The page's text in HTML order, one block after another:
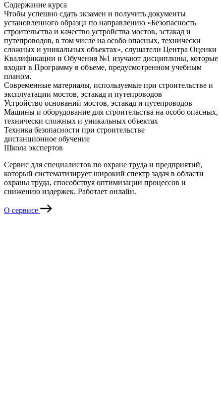
Содержание курса
Чтобы успешно сдать экзамен и получить документы
установленного образца по направлению «Безопасность
строительства и качество устройства мостов, эстакад и
путепроводов, в том числе на особо опасных, технически
сложных и уникальных объектах», слушатели Центра Оценки
Квалификации и Обучения №1 изучают дисциплины, которые
входят в Программу в объеме, предусмотренном учебным
планом.
Современные материалы, используемые при строительстве и
эксплуатации мостов, эстакад и путепроводов
Устройство оснований мостов, эстакад и путепроводов
Машины и оборудование для строительства на особо опасных,
технически сложных и уникальных объектах
Техника безопасности при строительстве
дистанционное обучение
Школа экспертов
Сервис для специалистов по охране труда и предприятий,
который систематизирует широкий спектр задач в области
охраны труда, способствуя оптимизации процессов и
снижению издержек. Работает онлайн.
О сервисе